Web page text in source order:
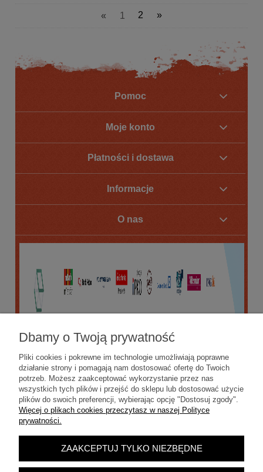
« 1 2 »
Pomoc
Moje konto
Płatności i dostawa
Informacje
O nas
POKAŻ PEŁNĄ WERSJĘ STRONY
Sklep internetowy Shoper.pl
Dbamy o Twoją prywatność
Pliki cookies i pokrewne im technologie umożliwiają poprawne
działanie strony i pomagają nam dostosować ofertę do Twoich
potrzeb. Możesz zaakceptować wykorzystanie przez nas
wszystkich tych plików i przejść do sklepu lub dostosować użycie
plików do swoich preferencji, wybierając opcję "Dostosuj zgody".
Więcej o plikach cookies przeczytasz w naszej Polityce
prywatności.
ZAAKCEPTUJ TYLKO NIEZBĘDNE